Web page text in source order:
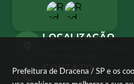
Prefeitura de Dracena / SP e os
LOCALIZAÇÃO
CONTATO